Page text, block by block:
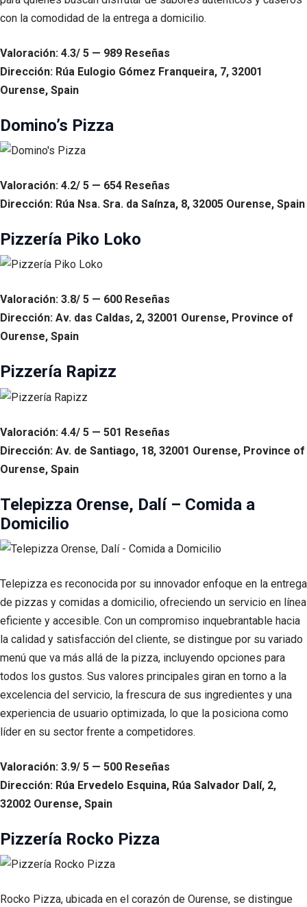
con la comodidad de la entrega a domicilio.
Valoración: 4.3/ 5 — 989 Reseñas
Dirección: Rúa Eulogio Gómez Franqueira, 7, 32001
Ourense, Spain
Domino’s Pizza
Valoración: 4.2/ 5 — 654 Reseñas
Dirección: Rúa Nsa. Sra. da Saínza, 8, 32005 Ourense, Spain
Pizzería Piko Loko
Valoración: 3.8/ 5 — 600 Reseñas
Dirección: Av. das Caldas, 2, 32001 Ourense, Province of
Ourense, Spain
Pizzería Rapizz
Valoración: 4.4/ 5 — 501 Reseñas
Dirección: Av. de Santiago, 18, 32001 Ourense, Province of
Ourense, Spain
Telepizza Orense, Dalí – Comida a
Domicilio
Telepizza es reconocida por su innovador enfoque en la entrega
de pizzas y comidas a domicilio, ofreciendo un servicio en línea
eficiente y accesible. Con un compromiso inquebrantable hacia
la calidad y satisfacción del cliente, se distingue por su variado
menú que va más allá de la pizza, incluyendo opciones para
todos los gustos. Sus valores principales giran en torno a la
excelencia del servicio, la frescura de sus ingredientes y una
experiencia de usuario optimizada, lo que la posiciona como
líder en su sector frente a competidores.
Valoración: 3.9/ 5 — 500 Reseñas
Dirección: Rúa Ervedelo Esquina, Rúa Salvador Dalí, 2,
32002 Ourense, Spain
Pizzería Rocko Pizza
Rocko Pizza, ubicada en el corazón de Ourense, se distingue